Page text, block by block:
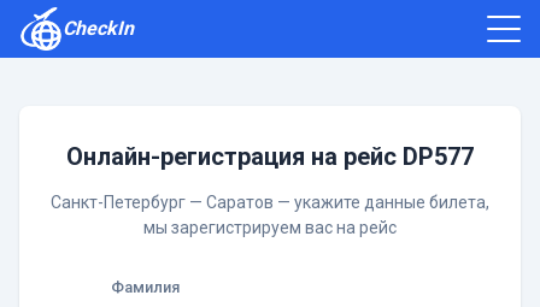
CheckIn
Онлайн-регистрация на рейс DP577
Санкт-Петербург — Саратов — укажите данные билета,
мы зарегистрируем вас на рейс
Фамилия